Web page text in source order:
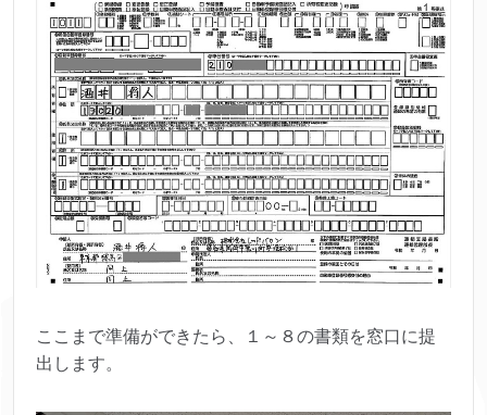
ここまで準備ができたら、１～８の書類を窓口に提
出します。